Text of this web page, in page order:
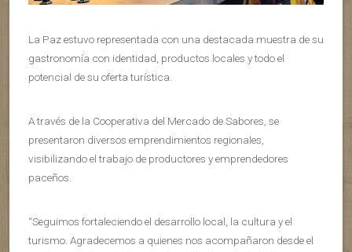
La Paz estuvo representada con una destacada muestra de su
gastronomía con identidad, productos locales y todo el
potencial de su oferta turística.
A través de la Cooperativa del Mercado de Sabores, se
presentaron diversos emprendimientos regionales,
visibilizando el trabajo de productores y emprendedores
paceños.
“Seguimos fortaleciendo el desarrollo local, la cultura y el
turismo. Agradecemos a quienes nos acompañaron desde el